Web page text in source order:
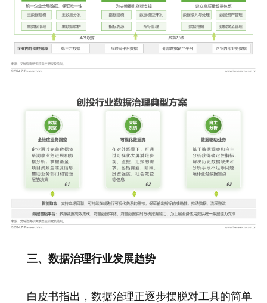
三、数据治理行业发展趋势
白皮书指出，数据治理正逐步摆脱对工具的简单